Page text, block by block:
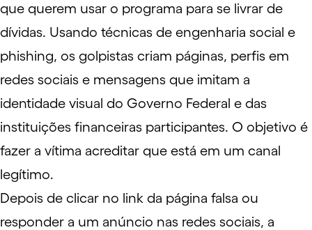
que querem usar o programa para se livrar de
dívidas. Usando técnicas de engenharia social e
phishing, os golpistas criam páginas, perfis em
redes sociais e mensagens que imitam a
identidade visual do Governo Federal e das
instituições financeiras participantes. O objetivo é
fazer a vítima acreditar que está em um canal
legítimo.
Depois de clicar no link da página falsa ou
responder a um anúncio nas redes sociais, a